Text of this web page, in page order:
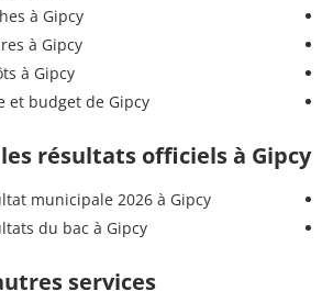
à Gipcy
à Gipcy
à Gipcy
et budget de Gipcy
résultats officiels à Gipcy
municipale 2026 à Gipcy
du bac à Gipcy
services